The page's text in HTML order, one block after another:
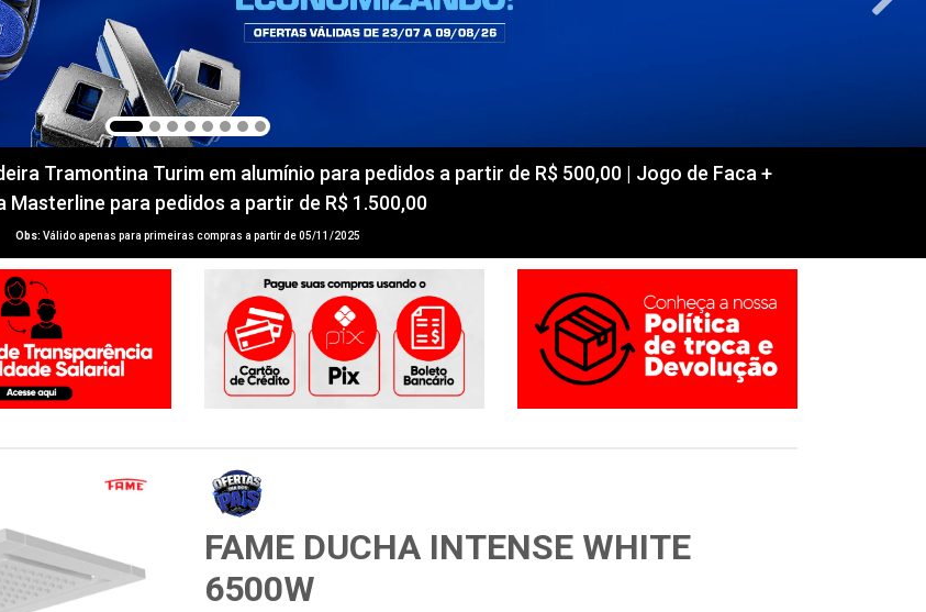
Tramontina Turim em alumínio para pedidos a partir de R$ 500,00 | Jogo de Faca +
Masterline para pedidos a partir de R$ 1.500,00
Obs: Válido apenas para primeiras compras a partir de 05/11/2025
FAME DUCHA INTENSE WHITE
6500W